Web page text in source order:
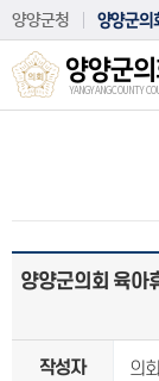
본문바로가기
양양군청 양양군의
양양군의
YANGYANG COUNTY
양양군의회 육아
작성자 의회